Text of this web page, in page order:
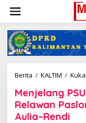
konten
Berita / KALTIM /
Menjelang
Relawan
Aulia–Rendi